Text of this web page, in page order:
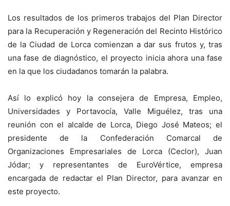
Los resultados de los primeros trabajos del Plan Director
para la Recuperación y Regeneración del Recinto Histórico
de la Ciudad de Lorca comienzan a dar sus frutos y, tras
una fase de diagnóstico, el proyecto inicia ahora una fase
en la que los ciudadanos tomarán la palabra.
Así lo explicó hoy la consejera de Empresa, Empleo,
Universidades y Portavocía, Valle Miguélez, tras una
reunión con el alcalde de Lorca, Diego José Mateos; el
presidente de la Confederación Comarcal de
Organizaciones Empresariales de Lorca (Ceclor), Juan
Jódar; y representantes de EuroVértice, empresa
encargada de redactar el Plan Director, para avanzar en
este proyecto.